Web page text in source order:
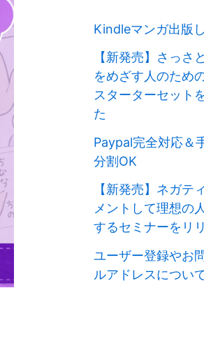
Kindleマンガ出版
【新発売】さっさ
をめざす人のため
スターターセット
た
Paypal完全対応＆
分割OK
【新発売】ネガテ
メントして理想の
するセミナーをリ
ユーザー登録やお
ルアドレスについ